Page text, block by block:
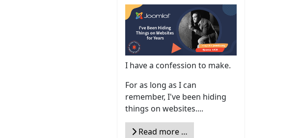
I have a confession to make.
For as long as I can
remember, I've been hiding
things on websites....
Read more …